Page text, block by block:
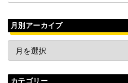
月別アーカイブ
カテゴリー